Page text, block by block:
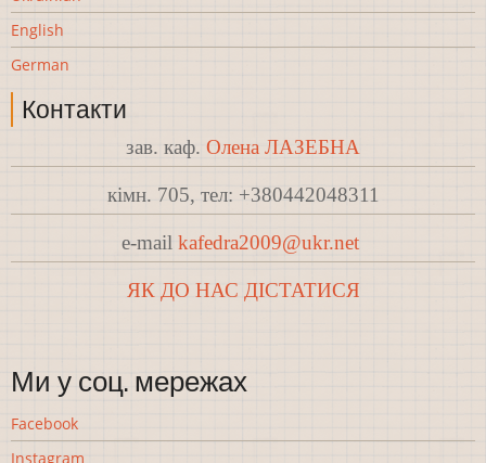
English
German
Контакти
зав. каф. Олена ЛАЗЕБНА
кімн. 705, тел: +380442048311
e-mail kafedra2009@ukr.net
ЯК ДО НАС ДІСТАТИСЯ
Ми у соц. мережах
Facebook
Instagram